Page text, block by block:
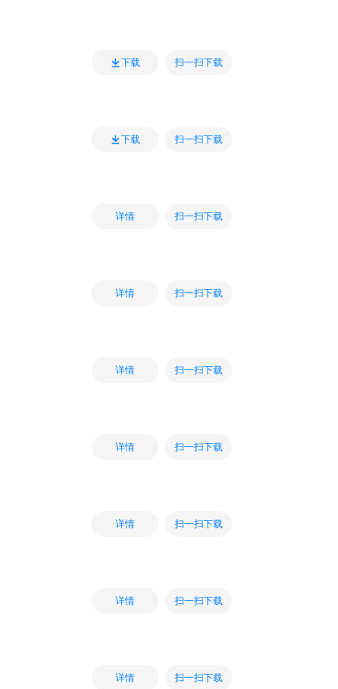
下载 扫一扫下载
下载 扫一扫下载
详情 扫一扫下载
详情 扫一扫下载
详情 扫一扫下载
详情 扫一扫下载
详情 扫一扫下载
详情 扫一扫下载
详情 扫一扫下载